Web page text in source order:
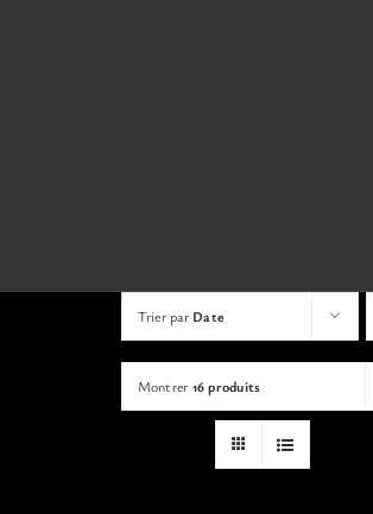
OFFRIR UNE EXPERIENCE
BOUTIQUE EN LIGNE
Trier parDate
Montrer16 produits